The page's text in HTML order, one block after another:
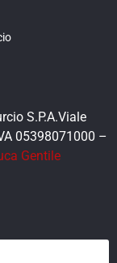
S.P.A.Viale
05398071000 –
Gentile